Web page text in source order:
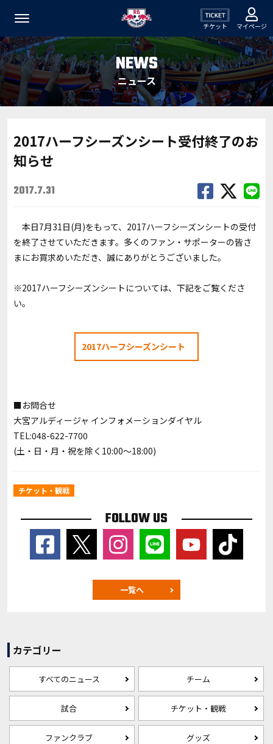
チケット マイページ
NEWS
ニュース
2017ハーフシーズンシート受付終了のお
知らせ
2017.7.31
本日7月31日(月)をもって、2017ハーフシーズンシートの受付
を終了させていただきます。多くのファン・サポーターの皆さ
まにお買求めいただき、誠にありがとうございました。
※2017ハーフシーズンシートについては、下記をご覧くださ
い。
2017ハーフシーズンシート
■お問合せ
大宮アルディージャ インフォメーションダイヤル
TEL:048-622-7700
(土・日・月・祝を除く10:00～18:00)
チケット・観戦
FOLLOW US
一覧へ
カテゴリー
すべてのニュース チーム
試合 チケット・観戦
ファンクラブ グッズ